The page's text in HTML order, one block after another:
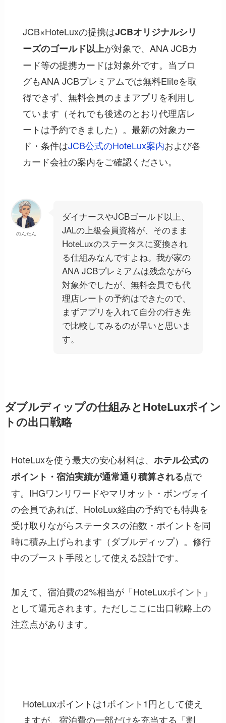
JCB×HoteLuxの提携はJCBオリジナルシリ
ーズのゴールド以上が対象で、ANA JCBカ
ード等の提携カードは対象外です。当ブロ
グもANA JCBプレミアムでは無料Eliteを取
得できず、無料会員のままアプリを利用し
ています（それでも後述のとおり代理店レ
ートは予約できました）。最新の対象カー
ド・条件はJCB公式のHoteLux案内および各
カード会社の案内をご確認ください。
のんたん
ダイナースやJCBゴールド以上、
JALの上級会員資格が、そのまま
HoteLuxのステータスに変換され
る仕組みなんですよね。我が家の
ANA JCBプレミアムは残念ながら
対象外でしたが、無料会員でも代
理店レートの予約はできたので、
まずアプリを入れて自分の行き先
で比較してみるのが早いと思いま
す。
ダブルディップの仕組みとHoteLuxポイン
トの出口戦略
HoteLuxを使う最大の安心材料は、ホテル公式の
ポイント・宿泊実績が通常通り積算される点で
す。IHGワンリワードやマリオット・ボンヴォイ
の会員であれば、HoteLux経由の予約でも特典を
受け取りながらステータスの泊数・ポイントを同
時に積み上げられます（ダブルディップ）。修行
中のブースト手段として使える設計です。
加えて、宿泊費の2%相当が「HoteLuxポイント」
として還元されます。ただしここに出口戦略上の
注意点があります。
HoteLuxポイントは1ポイント1円として使え
ますが、 宿泊費の一部だけを充当する「割